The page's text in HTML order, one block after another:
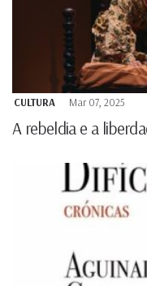
CULTURA Mar 07, 2025
A rebeldia e a